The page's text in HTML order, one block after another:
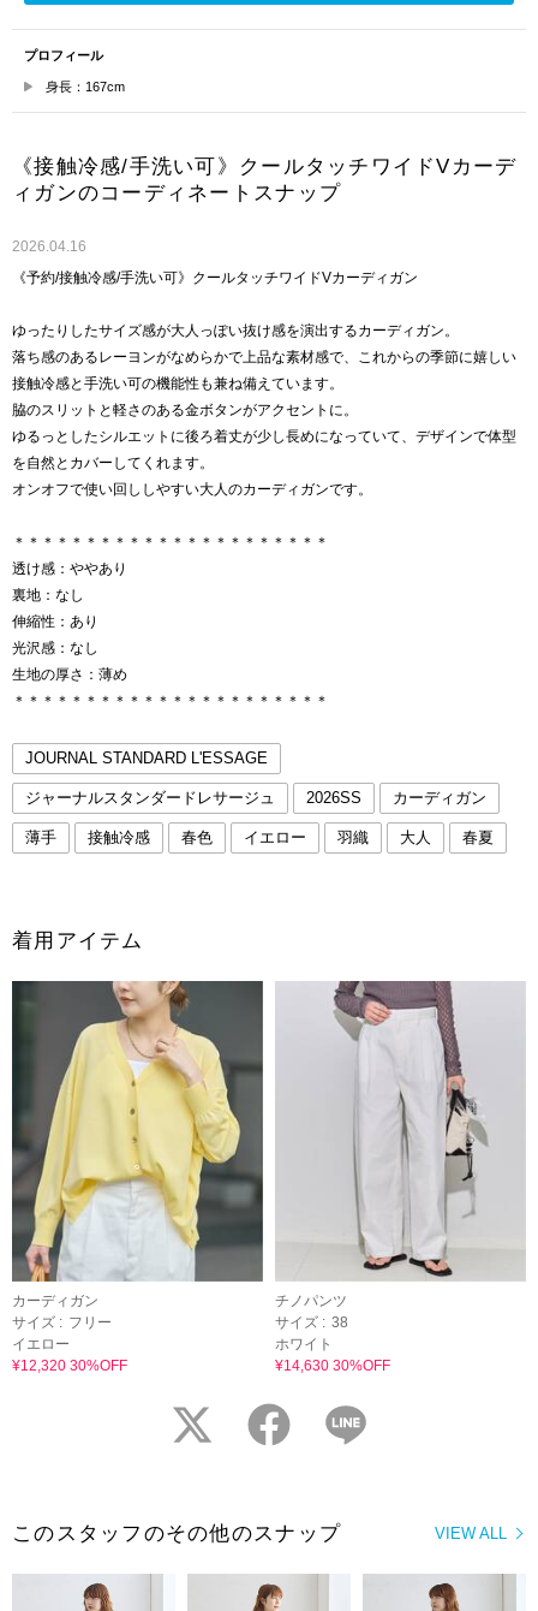
プロフィール
身長：167cm
《接触冷感/手洗い可》クールタッチワイドVカーデ
ィガンのコーディネートスナップ
2026.04.16
《予約/接触冷感/手洗い可》クールタッチワイドVカーディガン
ゆったりしたサイズ感が大人っぽい抜け感を演出するカーディガン。
落ち感のあるレーヨンがなめらかで上品な素材感で、これからの季節に嬉しい
接触冷感と手洗い可の機能性も兼ね備えています。
脇のスリットと軽さのある金ボタンがアクセントに。
ゆるっとしたシルエットに後ろ着丈が少し長めになっていて、デザインで体型
を自然とカバーしてくれます。
オンオフで使い回ししやすい大人のカーディガンです。
＊＊＊＊＊＊＊＊＊＊＊＊＊＊＊＊＊＊＊＊＊＊
透け感：ややあり
裏地：なし
伸縮性：あり
光沢感：なし
生地の厚さ：薄め
＊＊＊＊＊＊＊＊＊＊＊＊＊＊＊＊＊＊＊＊＊＊
JOURNAL STANDARD L'ESSAGE
ジャーナルスタンダードレサージュ 2026SS カーディガン
薄手 接触冷感 春色 イエロー 羽織 大人 春夏
着用アイテム
カーディガン
サイズ : フリー
イエロー
¥12,320 30%OFF
チノパンツ
サイズ : 38
ホワイト
¥14,630 30%OFF
twitter facebook
VIEW ALL
このスタッフのその他のスナップ